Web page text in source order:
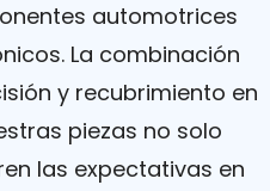
automotrices
La combinación
y recubrimiento en
piezas no solo
las expectativas en